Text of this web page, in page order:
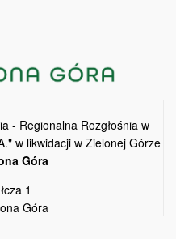
- Regionalna Rozgłośnia w
w likwidacji w Zielonej Górze
Góra
1
Góra